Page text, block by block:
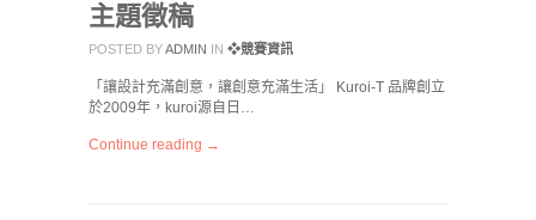
主題徵稿
POSTED BYADMIN IN ❖競賽資訊
「讓設計充滿創意，讓創意充滿生活」 Kuroi-T 品牌創立
於2009年，kuroi源自日…
Continue reading →